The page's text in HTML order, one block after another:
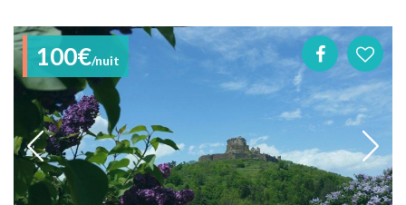
100€/nuit